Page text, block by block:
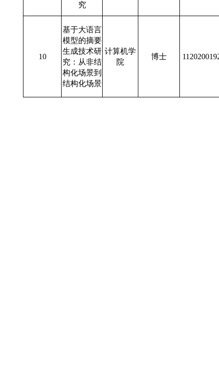
究
10
基于大语言
模型的摘要
生成技术研
究：从非结
构化场景到
结构化场景
计算机学
院
博士